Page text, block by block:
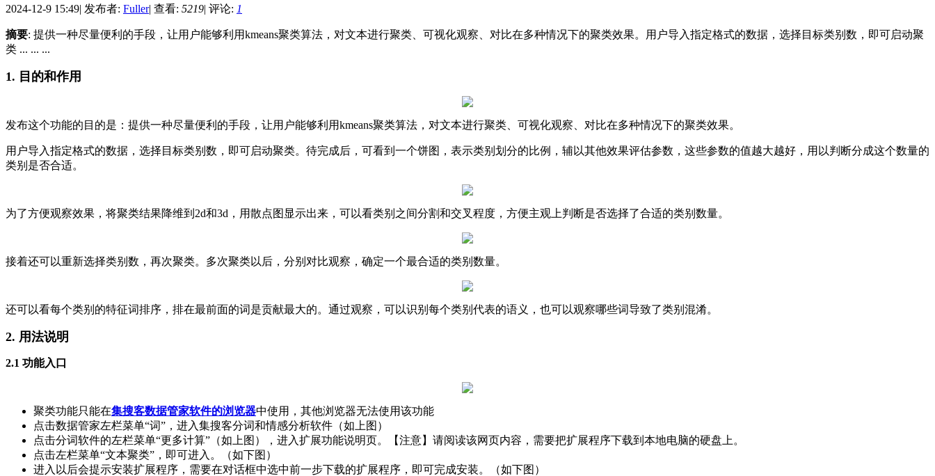
2024-12-9 15:49| 发布者: Fuller| 查看: 5219| 评论: 1
摘要: 提供一种尽量便利的手段，让用户能够利用kmeans聚类算法，对文本进行聚类、可视化观察、对比在多种情况下的聚类效果。用户导入指定格式的数据，选择目标类别数，即可启动聚
类 ... ... ...
1. 目的和作用
发布这个功能的目的是：提供一种尽量便利的手段，让用户能够利用kmeans聚类算法，对文本进行聚类、可视化观察、对比在多种情况下的聚类效果。
用户导入指定格式的数据，选择目标类别数，即可启动聚类。待完成后，可看到一个饼图，表示类别划分的比例，辅以其他效果评估参数，这些参数的值越大越好，用以判断分成这个数量的
类别是否合适。
为了方便观察效果，将聚类结果降维到2d和3d，用散点图显示出来，可以看类别之间分割和交叉程度，方便主观上判断是否选择了合适的类别数量。
接着还可以重新选择类别数，再次聚类。多次聚类以后，分别对比观察，确定一个最合适的类别数量。
还可以看每个类别的特征词排序，排在最前面的词是贡献最大的。通过观察，可以识别每个类别代表的语义，也可以观察哪些词导致了类别混淆。
2. 用法说明
2.1 功能入口
聚类功能只能在集搜客数据管家软件的浏览器中使用，其他浏览器无法使用该功能
点击数据管家左栏菜单“词”，进入集搜客分词和情感分析软件（如上图）
点击分词软件的左栏菜单“更多计算”（如上图），进入扩展功能说明页。【注意】请阅读该网页内容，需要把扩展程序下载到本地电脑的硬盘上。
点击左栏菜单“文本聚类”，即可进入。（如下图）
进入以后会提示安装扩展程序，需要在对话框中选中前一步下载的扩展程序，即可完成安装。（如下图）